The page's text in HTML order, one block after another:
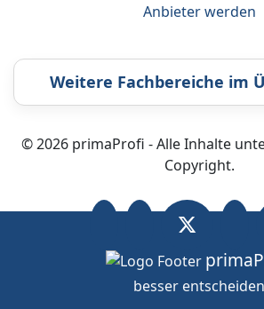
Wir nutzen Cookies. Datenschutz
Anbieter werden
Weitere Fachbereiche im
Airbrush
Energieberatung
© 2026 primaProfi - Alle Inhalte
Copyright.
besser entscheiden